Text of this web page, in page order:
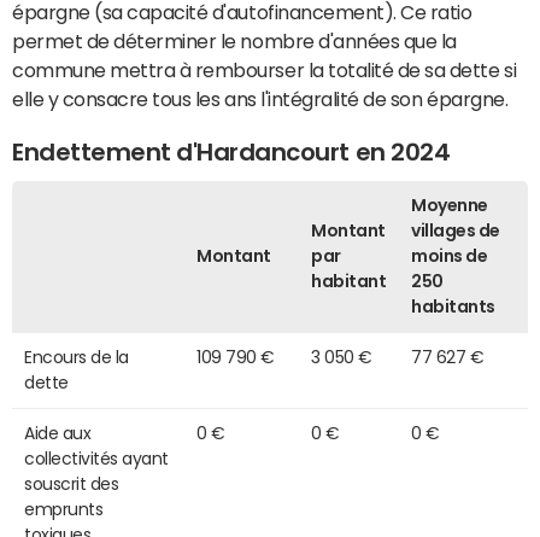
épargne (sa capacité d'autofinancement). Ce ratio
permet de déterminer le nombre d'années que la
commune mettra à rembourser la totalité de sa dette si
elle y consacre tous les ans l'intégralité de son épargne.
Endettement d'Hardancourt en 2024
Montant
Montant
par
habitant
Moyenne
villages de
moins de
250
habitants
Encours de la
dette
109 790 € 3 050 € 77 627 €
Aide aux
collectivités ayant
souscrit des
emprunts
0 € 0 € 0 €